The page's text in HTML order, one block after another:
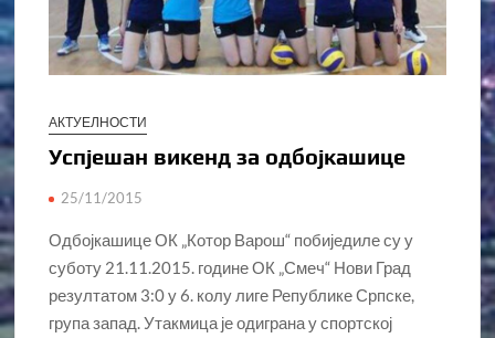
АКТУЕЛНОСТИ
Успјешан викенд за одбојкашице
25/11/2015
Одбојкашице ОК „Котор Варош“ побиједиле су у
суботу 21.11.2015. године ОК „Смеч“ Нови Град
резултатом 3:0 у 6. колу лиге Републике Српске,
група запад. Утакмица је одиграна у спортској